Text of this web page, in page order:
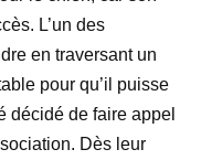
L’un des
en traversant un
pour qu’il puisse
décidé de faire appel
Dès leur